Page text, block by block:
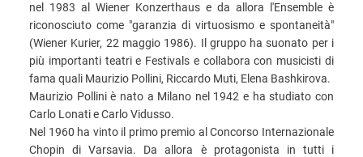
nel 1983 al Wiener Konzerthaus e da allora l'Ensemble è
riconosciuto come "garanzia di virtuosismo e spontaneità"
(Wiener Kurier, 22 maggio 1986). Il gruppo ha suonato per i
più importanti teatri e Festivals e collabora con musicisti di
fama quali Maurizio Pollini, Riccardo Muti, Elena Bashkirova.
Maurizio Pollini è nato a Milano nel 1942 e ha studiato con
Carlo Lonati e Carlo Vidusso.
Nel 1960 ha vinto il primo premio al Concorso Internazionale
Chopin di Varsavia. Da allora è protagonista in tutti i